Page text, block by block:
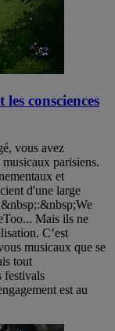
consciences
vous avez
parisiens.
et
d'une large
Mais ils ne
C’est
musicaux que se
tout
festivals
est au